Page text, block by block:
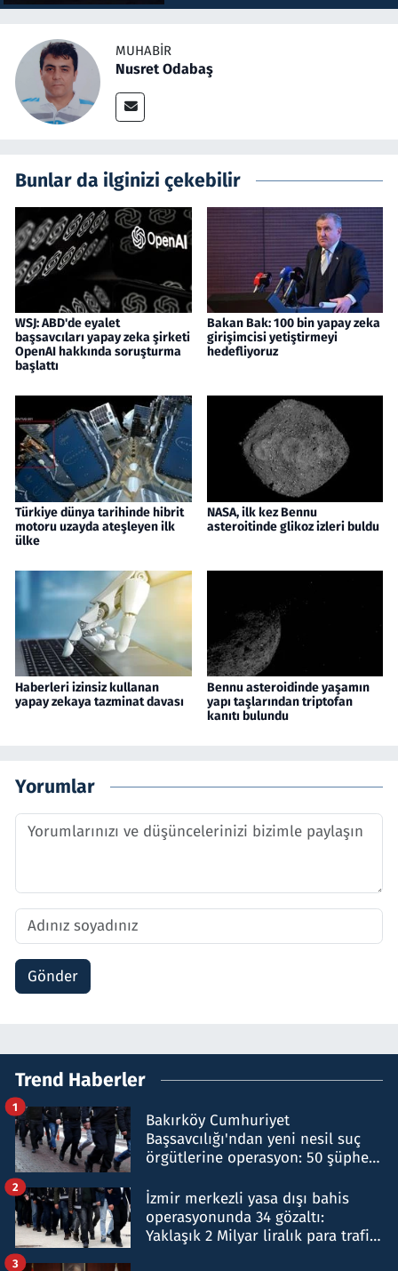
MUHABIR
Nusret Odabaş
Bunlar da ilginizi çekebilir
WSJ: ABD'de eyalet
başsavcıları yapay zeka şirketi
OpenAI hakkında soruşturma
başlattı
Bakan Bak: 100 bin yapay zeka
girişimcisi yetiştirmeyi
hedefliyoruz
Türkiye dünya tarihinde hibrit
motoru uzayda ateşleyen ilk
ülke
NASA, ilk kez Bennu
asteroitinde glikoz izleri buldu
Haberleri izinsiz kullanan
yapay zekaya tazminat davası
Bennu asteroidinde yaşamın
yapı taşlarından triptofan
kanıtı bulundu
Yorumlar
Gönder
Trend Haberler
Bakırköy Cumhuriyet
Başsavcılığı'ndan yeni nesil suç
örgütlerine operasyon: 50 şüpheli
1
İzmir merkezli yasa dışı bahis
operasyonunda 34 gözaltı:
Yaklaşık 2 Milyar liralık para trafiği
2
3